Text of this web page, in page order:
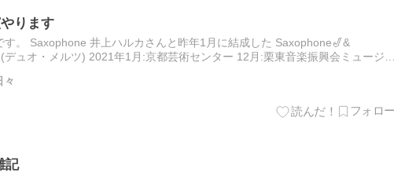
ります
す。 Saxophone 井上ハルカさんと昨年1月に結成した Saxophone🎷&
ュオ・メルツ) 2021年1月:京都芸術センター 12月:栗東音楽振興会ミュージア
々
記